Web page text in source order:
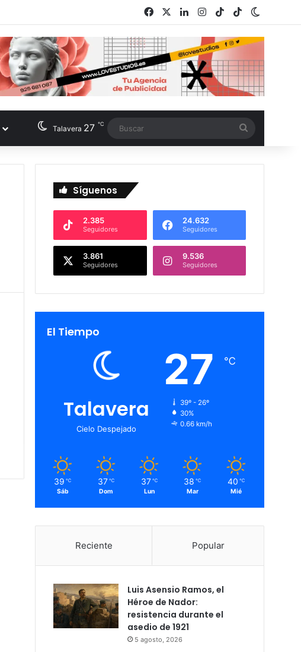
Facebook LinkedInInstagram
TikTokRSS
Talavera 27 ℃
Síguenos
2.385
Seguidores
24.632
Seguidores
3.861
Seguidores
9.536
Seguidores
El Tiempo
Talavera
Cielo Despejado
27 ℃
39º - 26º
30%
0.66 km/h
39 ℃
Sáb
37 ℃
Dom
37 ℃
Lun
38 ℃
Mar
40 ℃
Mié
Reciente Popular
Luis Asensio Ramos, el
Héroe de Nador:
resistencia durante el
asedio de 1921
5 agosto, 2026